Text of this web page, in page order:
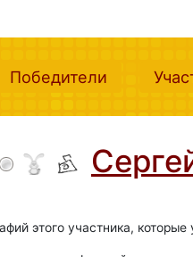
Победители (current)
этого участника,